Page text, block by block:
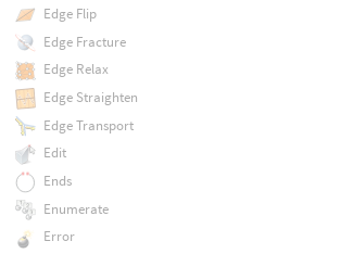
Edge Flip
Edge Fracture
Edge Relax
Edge Straighten
Edge Transport
Edit
Ends
Enumerate
Error